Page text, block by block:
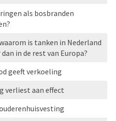
als bosbranden
is tanken in Nederland
in de rest van Europa?
geeft verkoeling
verliest aan effect